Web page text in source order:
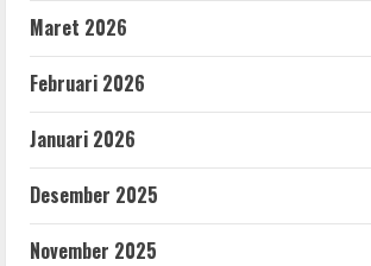
Maret 2026
Februari 2026
Januari 2026
Desember 2025
November 2025